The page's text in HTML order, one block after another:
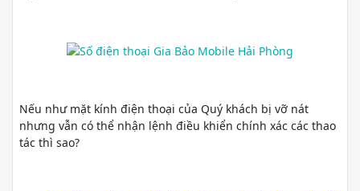
Nếu như mặt kính điện thoại của Quý khách bị vỡ nát
nhưng vẫn có thể nhận lệnh điều khiển chính xác các thao
tác thì sao?